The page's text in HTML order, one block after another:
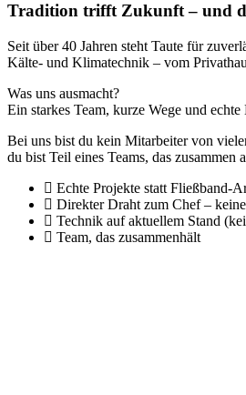
Tradition trifft Zukunft – und
Seit über 40 Jahren steht Taute für
Kälte- und Klimatechnik – vom
Was uns ausmacht?
Ein starkes Team, kurze Wege und
Bei uns bist du kein Mitarbeiter von
du bist Teil eines Teams, das zusammen
Echte Projekte statt Fließband-
Direkter Draht zum Chef –
Technik auf aktuellem Stand
Team, das zusammenhält